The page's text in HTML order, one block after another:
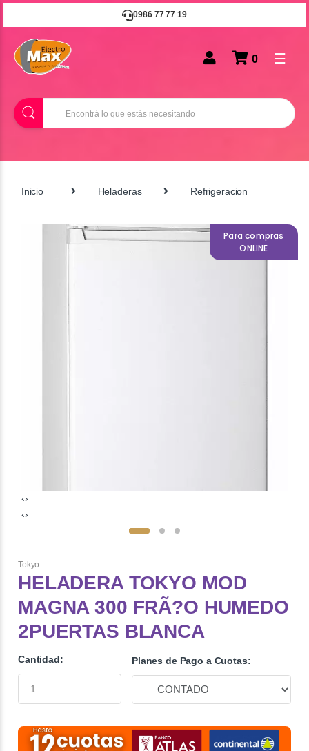
0986 77 77 19
B
u
0 ☰
Inicio Heladeras Refrigeracion
Para compras
ONLINE
‹›
‹›
Tokyo
HELADERA TOKYO MOD
MAGNA 300 FRÃ?O HUMEDO
2PUERTAS BLANCA
Cantidad: Planes de Pago a Cuotas: